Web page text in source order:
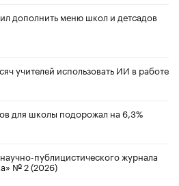
дополнить меню школ и детсадов
учителей использовать ИИ в работе
для школы подорожал на 6,3%
публицистического журнала
№ 2 (2026)